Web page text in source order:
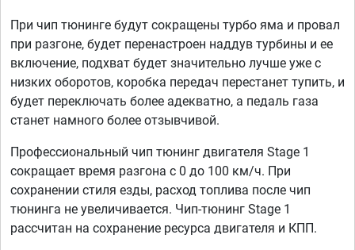
При чип тюнинге будут сокращены турбо яма и провал
при разгоне, будет перенастроен наддув турбины и ее
включение, подхват будет значительно лучше уже с
низких оборотов, коробка передач перестанет тупить, и
будет переключать более адекватно, а педаль газа
станет намного более отзывчивой.
Профессиональный чип тюнинг двигателя Stage 1
сокращает время разгона с 0 до 100 км/ч. При
сохранении стиля езды, расход топлива после чип
тюнинга не увеличивается. Чип-тюнинг Stage 1
рассчитан на сохранение ресурса двигателя и КПП.